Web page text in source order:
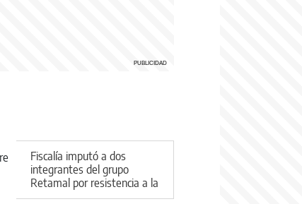
Fiscalía imputó a dos
integrantes del grupo
Retamal por resistencia a la
autoridad